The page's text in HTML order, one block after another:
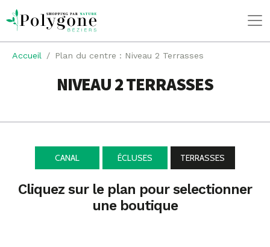
Accueil Plan du centre : Niveau 2 Terrasses
NIVEAU 2 TERRASSES
CANAL ÉCLUSES TERRASSES
Cliquez sur le plan pour selectionner
une boutique